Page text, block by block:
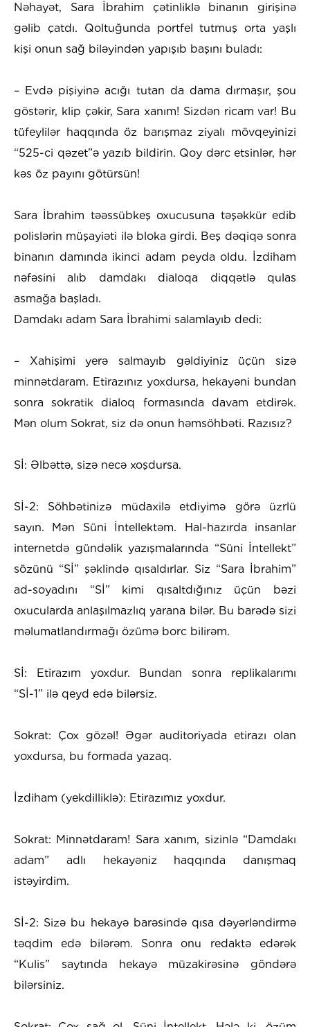
Nəhayət, Sara İbrahim çətinliklə binanın girişinə
gəlib çatdı. Qoltuğunda portfel tutmuş orta yaşlı
kişi onun sağ biləyindən yapışıb başını buladı:
– Evdə pişiyinə acığı tutan da dama dırmaşır, şou
göstərir, klip çəkir, Sara xanım! Sizdən ricam var! Bu
tüfeylilər haqqında öz barışmaz ziyalı mövqeyinizi
“525-ci qəzet”ə yazıb bildirin. Qoy dərc etsinlər, hər
kəs öz payını götürsün!
Sara İbrahim təəssübkeş oxucusuna təşəkkür edib
polislərin müşayiəti ilə bloka girdi. Beş dəqiqə sonra
binanın damında ikinci adam peyda oldu. İzdiham
nəfəsini alıb damdakı dialoqa diqqətlə qulas
asmağa başladı.
Damdakı adam Sara İbrahimi salamlayıb dedi:
– Xahişimi yerə salmayıb gəldiyiniz üçün sizə
minnətdaram. Etirazınız yoxdursa, hekayəni bundan
sonra sokratik dialoq formasında davam etdirək.
Mən olum Sokrat, siz də onun həmsöhbəti. Razısız?
Sİ: Əlbəttə, sizə necə xoşdursa.
Sİ-2: Söhbətinizə müdaxilə etdiyimə görə üzrlü
sayın. Mən Süni İntellektəm. Hal-hazırda insanlar
internetdə gündəlik yazışmalarında “Süni İntellekt”
sözünü “Sİ” şəklində qısaldırlar. Siz “Sara İbrahim”
ad-soyadını “Sİ” kimi qısaltdığınız üçün bəzi
oxucularda anlaşılmazlıq yarana bilər. Bu barədə sizi
məlumatlandırmağı özümə borc bilirəm.
Sİ: Etirazım yoxdur. Bundan sonra replikalarımı
“Sİ-1” ilə qeyd edə bilərsiz.
Sokrat: Çox gözəl! Əgər auditoriyada etirazı olan
yoxdursa, bu formada yazaq.
İzdiham (yekdilliklə): Etirazımız yoxdur.
Sokrat: Minnətdaram! Sara xanım, sizinlə “Damdakı
adam” adlı hekayəniz haqqında danışmaq
istəyirdim.
Sİ-2: Sizə bu hekayə barəsində qısa dəyərləndirmə
təqdim edə bilərəm. Sonra onu redaktə edərək
“Kulis” saytında hekayə müzakirəsinə göndərə
bilərsiniz.